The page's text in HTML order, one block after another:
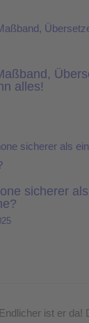
alles!
sicherer
ist er da!